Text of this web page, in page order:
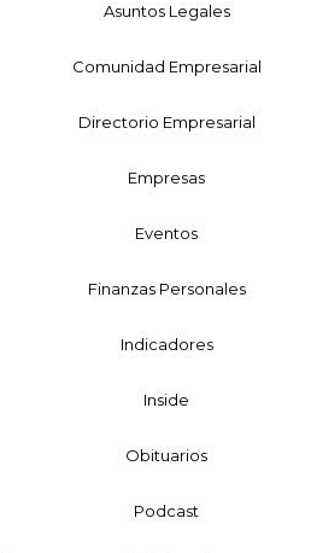
Asuntos Legales
Comunidad Empresarial
Directorio Empresarial
Empresas
Eventos
Finanzas Personales
Indicadores
Inside
Obituarios
Podcast